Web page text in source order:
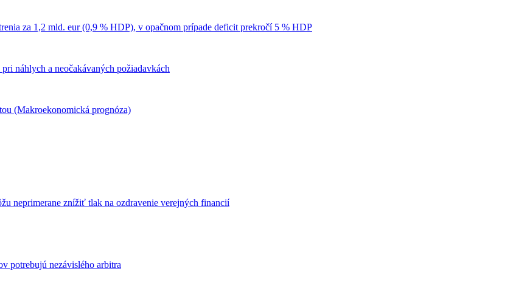
za 1,2 mld. eur (0,9 % HDP), v opačnom prípade deficit prekročí 5 % HDP
náhlych a neočakávaných požiadavkách
(Makroekonomická prognóza)
neprimerane znížiť tlak na ozdravenie verejných financií
potrebujú nezávislého arbitra